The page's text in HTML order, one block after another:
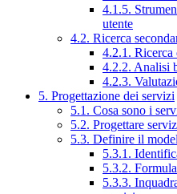
4.1.5.
utente
4.2. Ricerca
4.2.1. Ricerca
4.2.2. Analisi
4.2.3.
5. Progettazione dei servizi
5.1. Cosa sono i
5.2. Progettare
5.3. Definire il
5.3.1.
5.3.2.
5.3.3.